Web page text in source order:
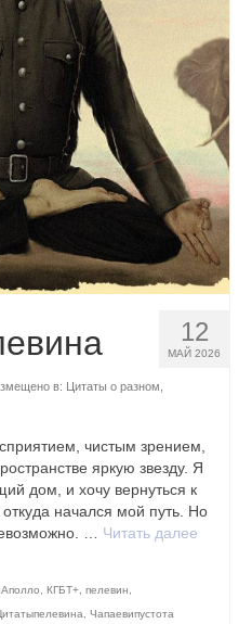
– гармонизация
намерения (по
энергией
12
МАЙ 2026
в: Цитаты о разном
чистым зрением,
яркую звезду. Я
дом, и хочу вернуться к
откуда начался мой путь. Но
… Читать далее
КГБТ+ пелевин
Чапаевипустота